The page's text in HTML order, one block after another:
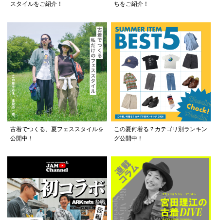
スタイルをご紹介！
ちをご紹介！
古着でつくる、夏フェススタイルを
公開中！
この夏何着る？カテゴリ別ランキン
グ公開中！